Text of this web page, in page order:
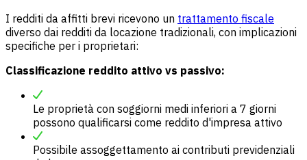
I redditi da affitti brevi ricevono un trattamento fiscale
diverso dai redditi da locazione tradizionali, con implicazioni
specifiche per i proprietari:
Classificazione reddito attivo vs passivo:
Le proprietà con soggiorni medi inferiori a 7 giorni
possono qualificarsi come reddito d'impresa attivo
Possibile assoggettamento ai contributi previdenziali